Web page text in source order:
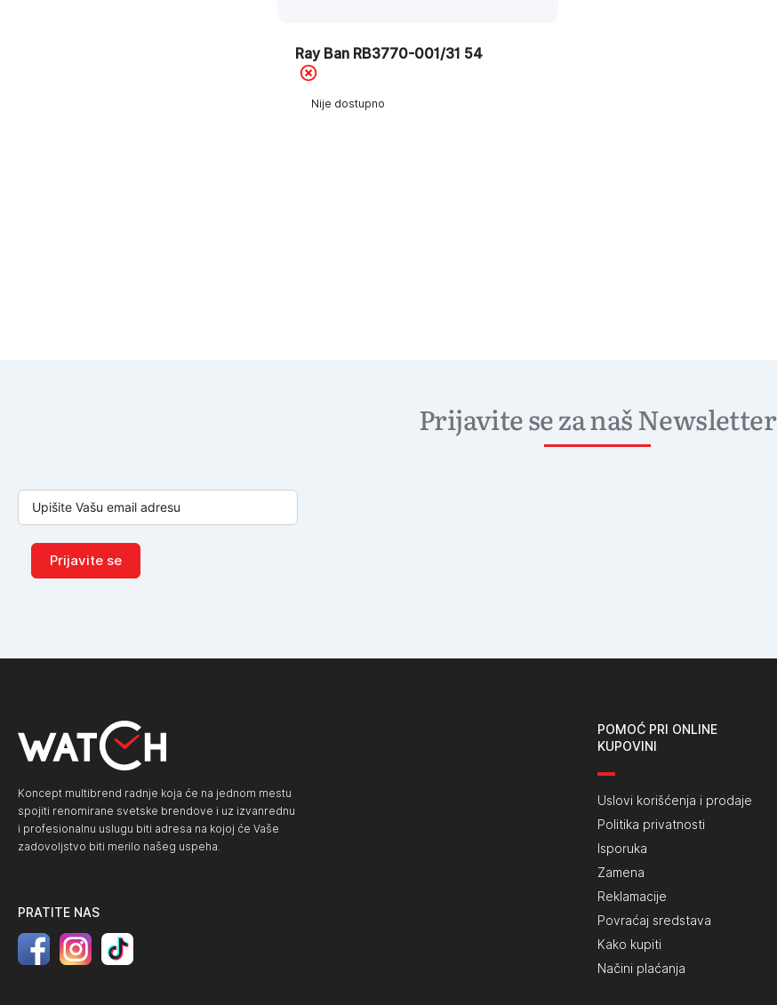
Nije dostupno
Ray Ban RB3770-001/31 54
Prijavite se za naš Newsletter
Prijavite se
Koncept multibrend radnje koja će na jednom mestu
spojiti renomirane svetske brendove i uz izvanrednu
i profesionalnu uslugu biti adresa na kojoj će Vaše
zadovoljstvo biti merilo našeg uspeha.
PRATITE NAS
POMOĆ PRI ONLINE
KUPOVINI
Uslovi korišćenja i prodaje
Politika privatnosti
Isporuka
Zamena
Reklamacije
Povraćaj sredstava
Kako kupiti
Načini plaćanja